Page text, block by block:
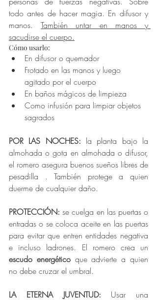
todo antes de hacer magia. En difusor y
manos. También untar en manos y
sacudirse el cuerpo.
Cómo usarlo:
En difusor o quemador
Frotado en las manos y luego
agitado por el cuerpo
En baños mágicos de limpieza
Como infusión para limpiar objetos
sagrados
POR LAS NOCHES: la planta bajo la
almohada o gota en almohada o difusor,
el romero asegura buenos sueños libres de
pesadilla . También protege a quien
duerme de cualquier daño.
PROTECCIÓN: se cuelga en las puertas o
entradas o se coloca aceite en las puertas
para evitar que entren entidades negativa
e incluso ladrones.
escudo energético que advierte a quien
no debe cruzar el umbral.
LA ETERNA JUVENTUD: Usar una